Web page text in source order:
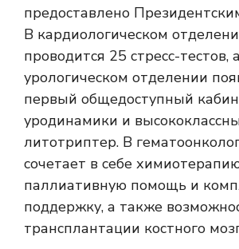
В кардиологическом
проводится 25 стресс-тестов,
урологическом отделении
первый общедоступный
уродинамики и
литотриптер. В
сочетает в себе
паллиативную помощь и
поддержку, а также
трансплантации костного